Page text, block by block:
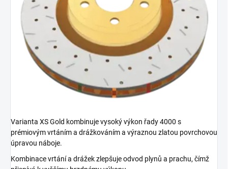
Varianta XS Gold kombinuje vysoký výkon řady 4000 s
prémiovým vrtáním a drážkováním a výraznou zlatou povrchovou
úpravou náboje.
Kombinace vrtání a drážek zlepšuje odvod plynů a prachu, čímž